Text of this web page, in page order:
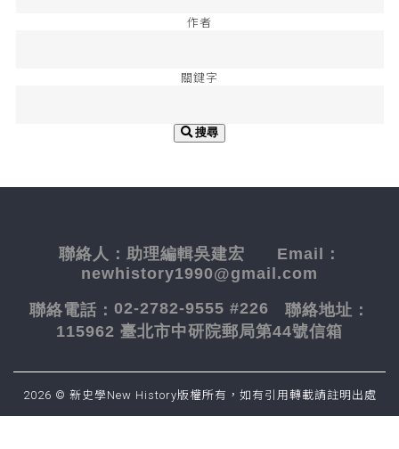
作者
關鍵字
搜尋
聯絡人： 助理編輯吳建宏 Email：
newhistory1990@gmail.com
聯絡電話： 02-2782-9555 #226 聯絡地址：
115962 臺北市中研院郵局第44號信箱
2026 © 新史學New History版權所有，如有引用轉載請註明出處